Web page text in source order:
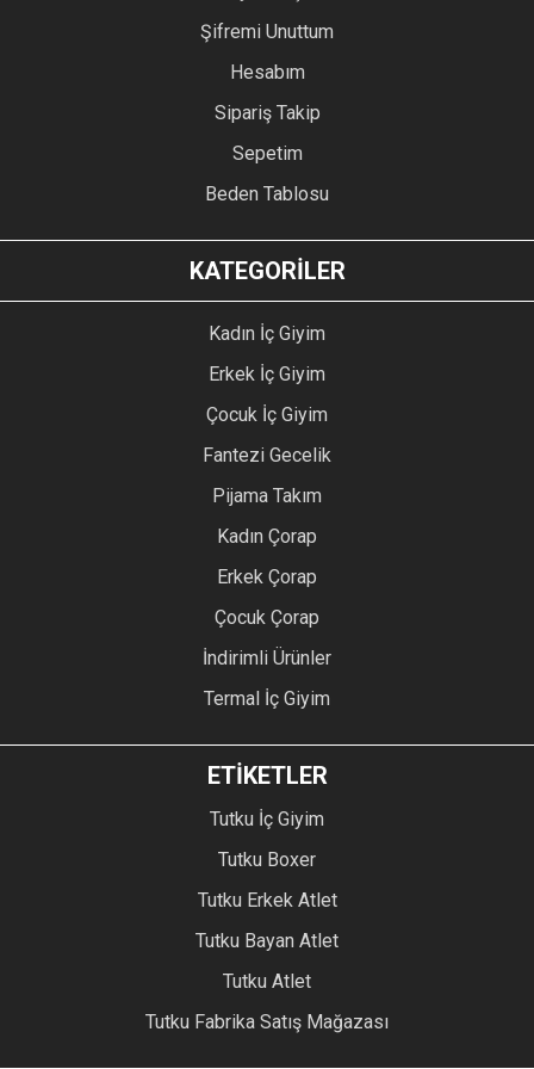
Şifremi Unuttum
Hesabım
Sipariş Takip
Sepetim
Beden Tablosu
KATEGORİLER
Kadın İç Giyim
Erkek İç Giyim
Çocuk İç Giyim
Fantezi Gecelik
Pijama Takım
Kadın Çorap
Erkek Çorap
Çocuk Çorap
İndirimli Ürünler
Termal İç Giyim
ETİKETLER
Tutku İç Giyim
Tutku Boxer
Tutku Erkek Atlet
Tutku Bayan Atlet
Tutku Atlet
Tutku Fabrika Satış Mağazası